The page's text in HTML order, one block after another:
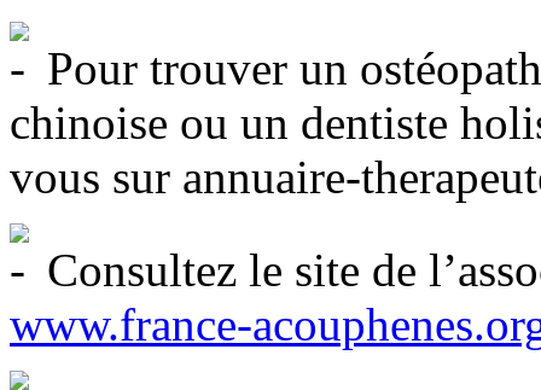
Pour trouver un
chinoise ou un dentiste
vous sur annuaire-
Consultez le site de
www.france-